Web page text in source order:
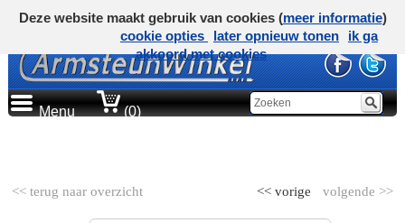
Menu (0)
<< terug naar overzicht volgende >>
<< vorige
Deze website maakt gebruik van cookies (meer informatie)
cookie opties
later opnieuw tonen
ik ga
akkoord met cookies